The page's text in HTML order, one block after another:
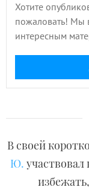
Хотите
пожаловать! Мы
интересным
В своей
Ю. участвовал